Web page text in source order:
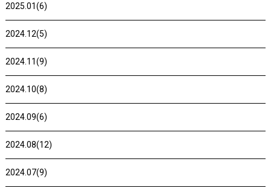
2025.01(6)
2024.12(5)
2024.11(9)
2024.10(8)
2024.09(6)
2024.08(12)
2024.07(9)